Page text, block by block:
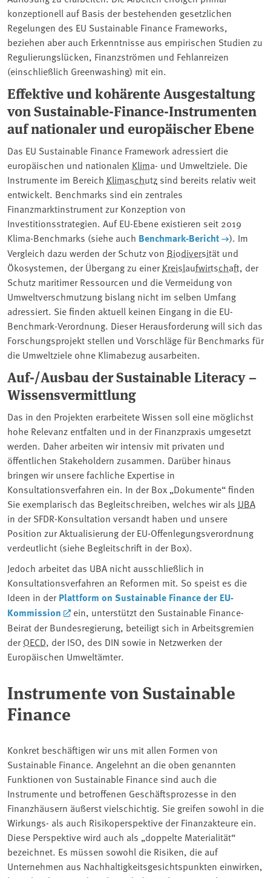
konzeptionell auf Basis der bestehenden gesetzlichen
Regelungen des EU Sustainable Finance Frameworks,
beziehen aber auch Erkenntnisse aus empirischen Studien zu
Regulierungslücken, Finanzströmen und Fehlanreizen
(einschließlich Greenwashing) mit ein.
Effektive und kohärente Ausgestaltung
von Sustainable-Finance-Instrumenten
auf nationaler und europäischer Ebene
Das EU Sustainable Finance Framework adressiert die
europäischen und nationalen Klima- und Umweltziele. Die
Instrumente im Bereich Klimaschutz sind bereits relativ weit
entwickelt. Benchmarks sind ein zentrales
Finanzmarktinstrument zur Konzeption von
Investitionsstrategien. Auf EU-Ebene existieren seit 2019
Klima-Benchmarks (siehe auch Benchmark-Bericht
). Im
Vergleich dazu werden der Schutz von Biodiversität und
Ökosystemen, der Übergang zu einerKreislaufwirtschaft, der
Schutz maritimer Ressourcen und die Vermeidung von
Umweltverschmutzung bislang nicht im selben Umfang
adressiert. Sie finden aktuell keinen Eingang in die EU-
Benchmark-Verordnung. Dieser Herausforderung will sich das
Forschungsprojekt stellen und Vorschläge für Benchmarks für
die Umweltziele ohne Klimabezug ausarbeiten.
Auf-/Ausbau der Sustainable Literacy –
Wissensvermittlung
Das in den Projekten erarbeitete Wissen soll eine möglichst
hohe Relevanz entfalten und in der Finanzpraxis umgesetzt
werden. Daher arbeiten wir intensiv mit privaten und
öffentlichen Stakeholdern zusammen. Darüber hinaus
bringen wir unsere fachliche Expertise in
Konsultationsverfahren ein. In der Box „Dokumente“ finden
Sie exemplarisch das Begleitschreiben, welches wir als UBA
in der SFDR-Konsultation versandt haben und unsere
Position zur Aktualisierung der EU-Offenlegungsverordnung
verdeutlicht (siehe Begleitschrift in der Box).
Jedoch arbeitet das UBA nicht ausschließlich in
Konsultationsverfahren an Reformen mit. So speist es die
Ideen in derPlattform on Sustainable Finance der EU-
Kommission
ein, unterstützt den Sustainable Finance-
Beirat der Bundesregierung, beteiligt sich in Arbeitsgremien
derOECD, der ISO, des DIN sowie in Netzwerken der
Europäischen Umweltämter.
Instrumente von Sustainable
Finance
Konkret beschäftigen wir uns mit allen Formen von
Sustainable Finance. Angelehnt an die oben genannten
Funktionen von Sustainable Finance sind auch die
Instrumente und betroffenen Geschäftsprozesse in den
Finanzhäusern äußerst vielschichtig. Sie greifen sowohl in die
Wirkungs- als auch Risikoperspektive der Finanzakteure ein.
Diese Perspektive wird auch als „doppelte Materialität“
bezeichnet. Es müssen sowohl die Risiken, die auf
Unternehmen aus Nachhaltigkeitsgesichtspunkten einwirken,